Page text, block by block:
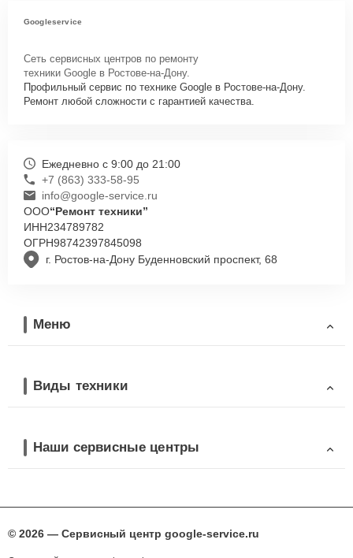
Googleservice
Сеть сервисных центров по ремонту
техники Google в Ростове-на-Дону.
Профильный сервис по технике Google в Ростове-на-Дону.
Ремонт любой сложности с гарантией качества.
г. Ростов-на-Дону Буденновский проспект, 68
Ежедневно с 9:00 до 21:00
+7 (863) 333-58-95
info@google-service.ru
ООО“Ремонт техники”
ИНН234789782
ОГРН98742397845098
Меню
Виды техники
Наши сервисные центры
© 2026 — Сервисный центр google-service.ru